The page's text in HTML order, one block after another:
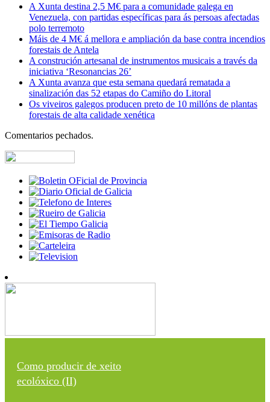
A Xunta destina 2,5 M€ para a comunidade galega en
Venezuela, con partidas específicas para ás persoas afectadas
polo terremoto
Máis de 4 M€ á mellora e ampliación da base contra incendios
forestais de Antela
A construción artesanal de instrumentos musicais a través da
iniciativa ‘Resonancias 26’
A Xunta avanza que esta semana quedará rematada a
sinalización das 52 etapas do Camiño do Litoral
Os viveiros galegos producen preto de 10 millóns de plantas
forestais de alta calidade xenética
Comentarios pechados.
Como producir de xeito
ecolóxico (II)